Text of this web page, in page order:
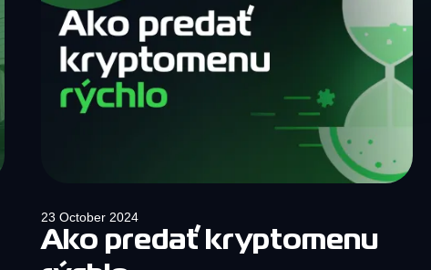
23 October 2024
Ako predať kryptomenu